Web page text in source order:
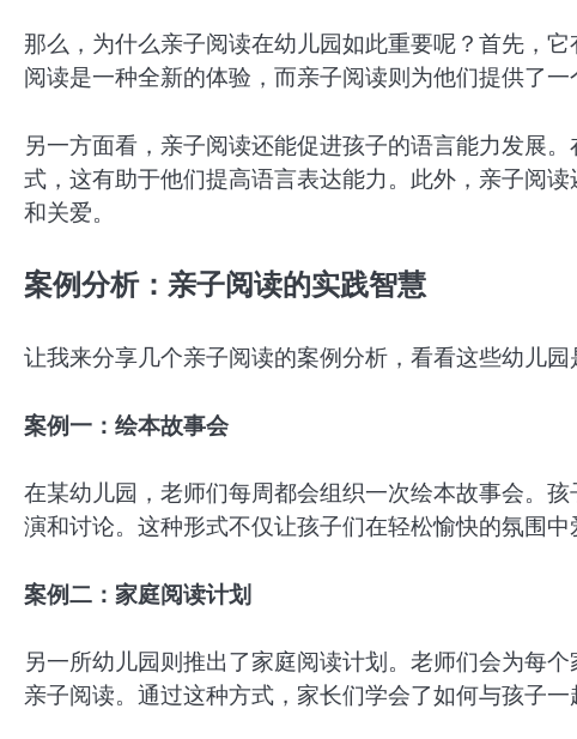
那么，为什么亲子阅读在幼儿园如此重要呢？首先，
阅读是一种全新的体验，而亲子阅读则为他们提供了一
另一方面看，亲子阅读还能促进孩子的语言能力发展
式，这有助于他们提高语言表达能力。此外，亲子阅
和关爱。
案例分析：亲子阅读的实践智慧
让我来分享几个亲子阅读的案例分析，看看这些幼儿园
案例一：绘本故事会
在某幼儿园，老师们每周都会组织一次绘本故事会。
演和讨论。这种形式不仅让孩子们在轻松愉快的氛围
案例二：家庭阅读计划
另一所幼儿园则推出了家庭阅读计划。老师们会为每
亲子阅读。通过这种方式，家长们学会了如何与孩子